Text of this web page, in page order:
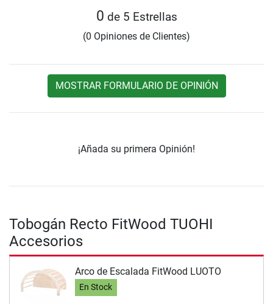
0 de 5 Estrellas
(0 Opiniones de Clientes)
MOSTRAR FORMULARIO DE OPINIÓN
¡Añada su primera Opinión!
Tobogán Recto FitWood TUOHI
Accesorios
Arco de Escalada FitWood LUOTO
En Stock